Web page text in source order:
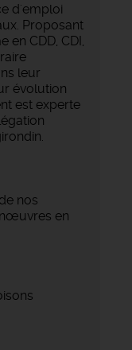
d'emploi
Proposant
CDD, CDI,
leur
évolution
est experte
nos
en